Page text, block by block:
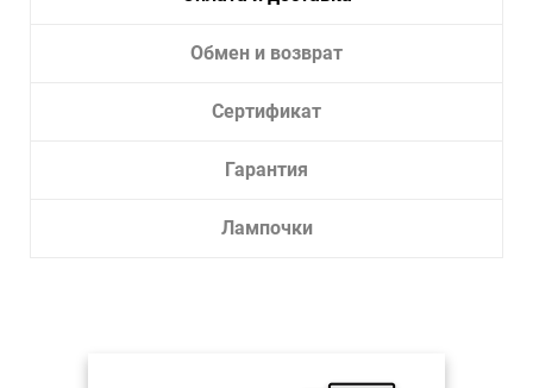
Электротехнические параметры
Обмен и возврат
Сертификат
Гарантия
Лампочки